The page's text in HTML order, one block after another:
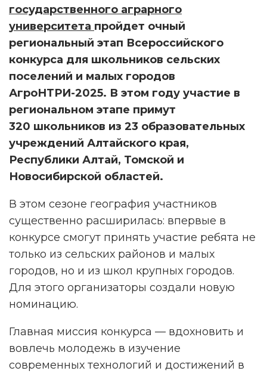
государственного аграрного
университета пройдет очный
региональный этап Всероссийского
конкурса для школьников сельских
поселений и малых городов
АгроНТРИ-2025. В этом году участие в
региональном этапе примут
320 школьников из 23 образовательных
учреждений Алтайского края,
Республики Алтай, Томской и
Новосибирской областей.
В этом сезоне география участников
существенно расширилась: впервые в
конкурсе смогут принять участие ребята не
только из сельских районов и малых
городов, но и из школ крупных городов.
Для этого организаторы создали новую
номинацию.
Главная миссия конкурса — вдохновить и
вовлечь молодежь в изучение
современных технологий и достижений в